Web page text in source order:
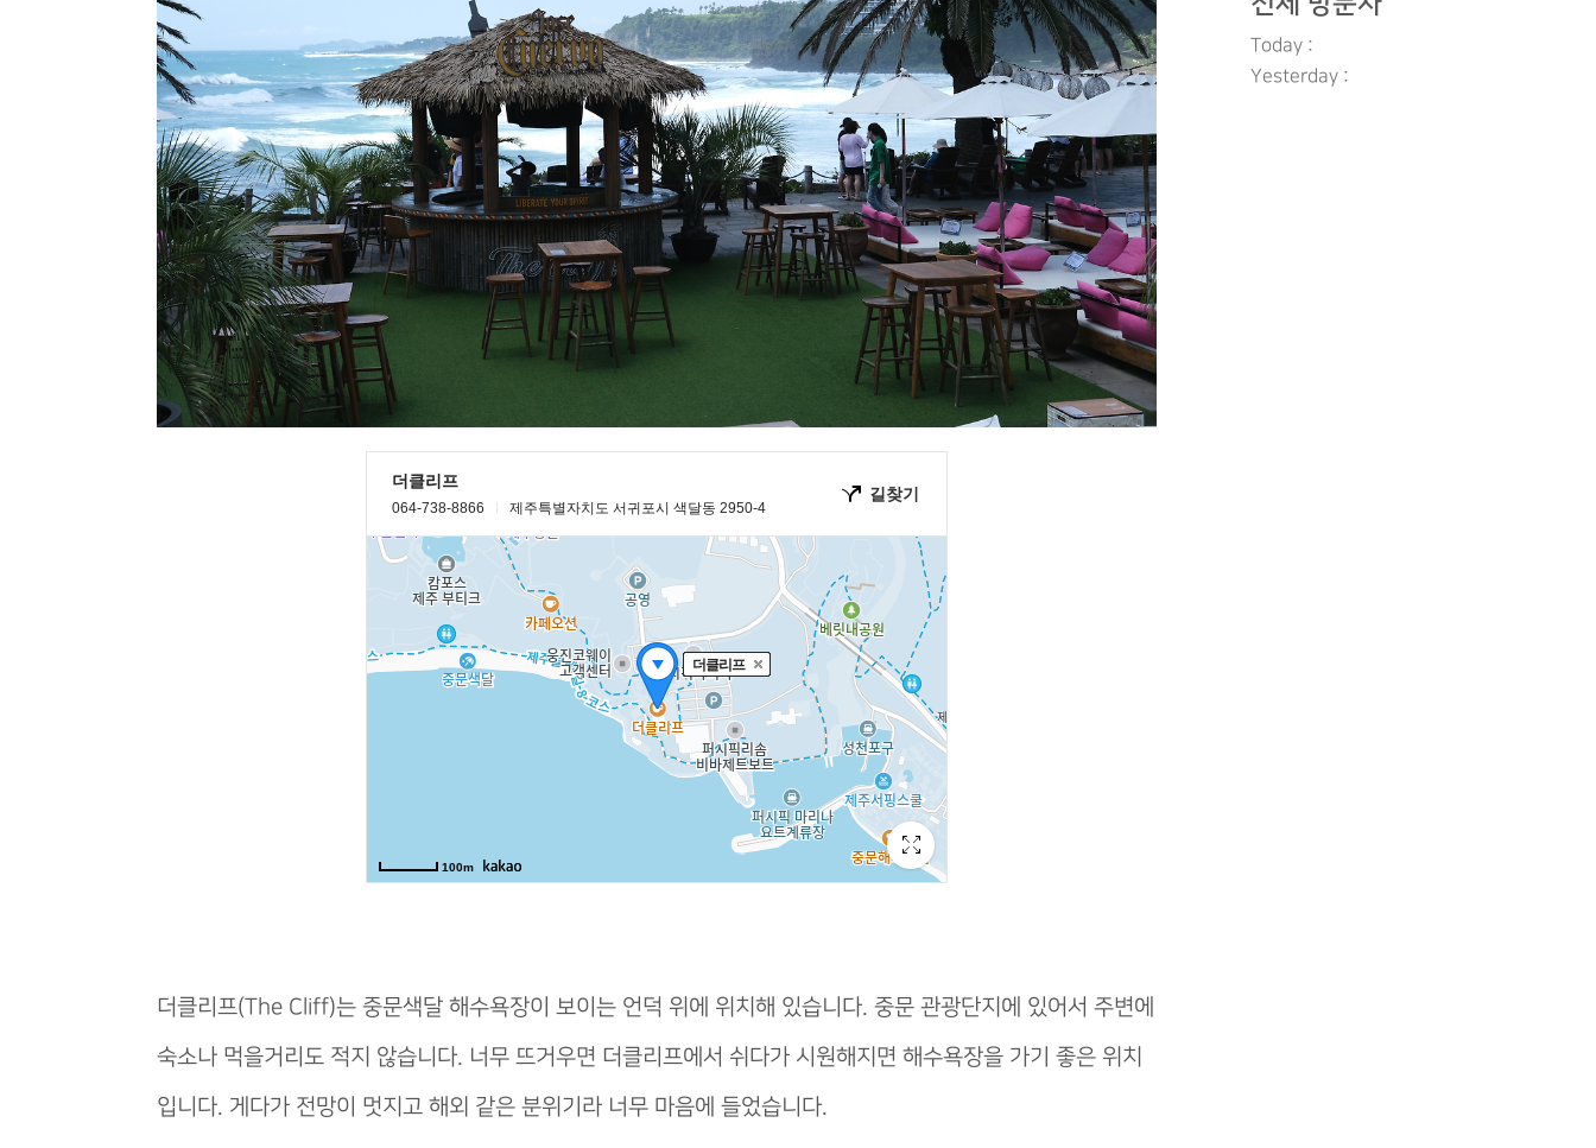
더클리프(The Cliff)는 중문색달 해수욕장이 보이는 언덕 위에 위치해 있습니다. 중문 관광단지에 있어서 주변에
숙소나 먹을거리도 적지 않습니다. 너무 뜨거우면 더클리프에서 쉬다가 시원해지면 해수욕장을 가기 좋은 위치
입니다. 게다가 전망이 멋지고 해외 같은 분위기라 너무 마음에 들었습니다.
Today :
Yesterday :